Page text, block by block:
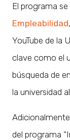
El programa
Empleabilidad
YouTube de la
clave como el
búsqueda de
la universidad
del programa